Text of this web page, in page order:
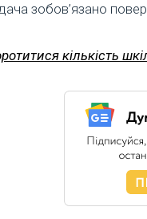
зобов’язано
кількість